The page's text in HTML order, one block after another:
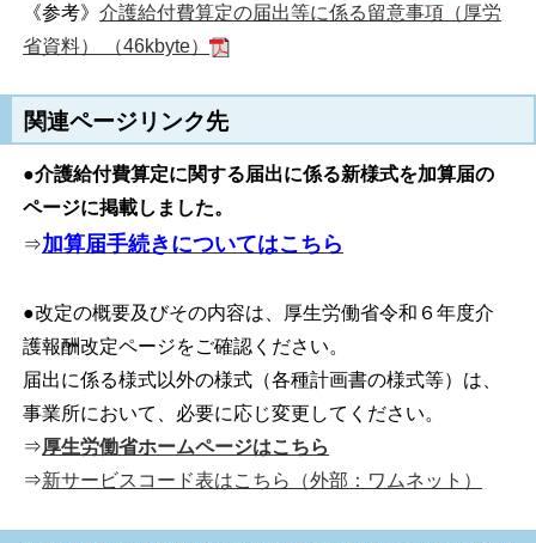
《参考》介護給付費算定の届出等に係る留意事項（厚労
省資料） （46kbyte）
関連ページリンク先
●介護給付費算定に関する届出に係る新様式を加算届の
ページに掲載しました。
⇒加算届手続きについてはこちら
●改定の概要及びその内容は、厚生労働省令和６年度介
護報酬改定ページをご確認ください。
届出に係る様式以外の様式（各種計画書の様式等）は、
事業所において、必要に応じ変更してください。
⇒厚生労働省ホームページはこちら
⇒新サービスコード表はこちら（外部：ワムネット）